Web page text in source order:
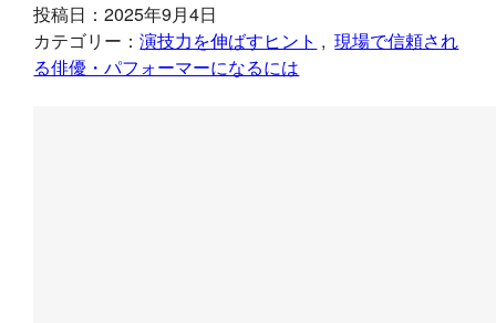
投稿日：2025年9月4日
カテゴリー：演技力を伸ばすヒント , 現場で信頼され
る俳優・パフォーマーになるには